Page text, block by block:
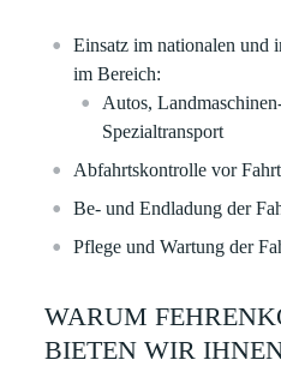
Einsatz im nationalen und
im Bereich:
Autos,
Spezialtransport
Abfahrtskontrolle vor
Be- und Endladung der
Pflege und Wartung der
WARUM
BIETEN WIR